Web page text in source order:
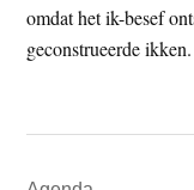
omdat het ik-besef
geconstrueerde ikken.